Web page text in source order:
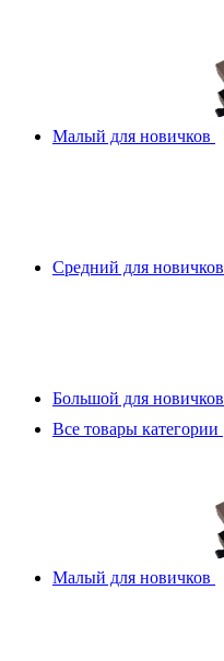
Малый для новичков
Средний для новичков
Большой для новичков
Все товары категории
Малый для новичков